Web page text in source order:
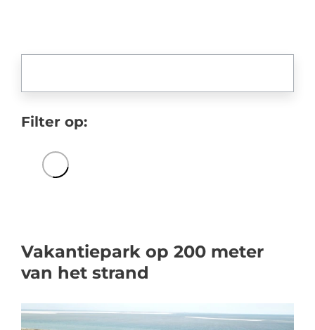
Filter op:
Vakantiepark op 200 meter
van het strand